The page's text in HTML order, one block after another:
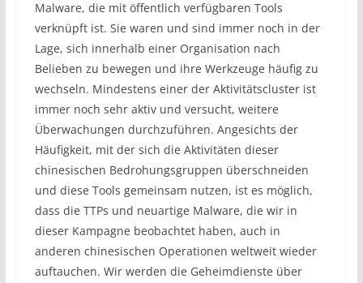
Malware, die mit öffentlich verfügbaren Tools
verknüpft ist. Sie waren und sind immer noch in der
Lage, sich innerhalb einer Organisation nach
Belieben zu bewegen und ihre Werkzeuge häufig zu
wechseln. Mindestens einer der Aktivitätscluster ist
immer noch sehr aktiv und versucht, weitere
Überwachungen durchzuführen. Angesichts der
Häufigkeit, mit der sich die Aktivitäten dieser
chinesischen Bedrohungsgruppen überschneiden
und diese Tools gemeinsam nutzen, ist es möglich,
dass die TTPs und neuartige Malware, die wir in
dieser Kampagne beobachtet haben, auch in
anderen chinesischen Operationen weltweit wieder
auftauchen. Wir werden die Geheimdienste über